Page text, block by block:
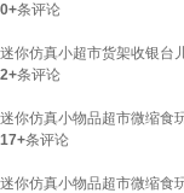
0+条评论
迷你仿真小超市货架收银台
2+条评论
迷你仿真小物品超市微缩食
17+条评论
迷你仿真小物品超市微缩食